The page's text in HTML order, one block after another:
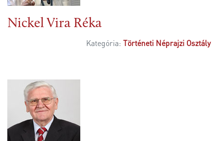
Nickel Vira Réka
Kategória: Történeti Néprajzi Osztály